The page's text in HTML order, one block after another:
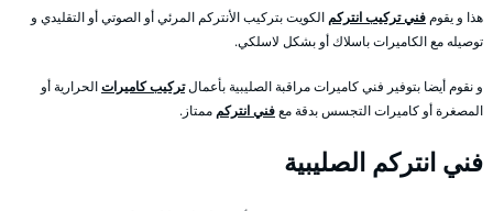
هذا و يقوم فني تركيب انتركم الكويت بتركيب الأنتركم المرئي أو الصوتي أو التقليدي و
توصيله مع الكاميرات باسلاك أو بشكل لاسلكي.
و نقوم أيضا بتوفير فني كاميرات مراقبة الصليبية بأعمالتركيب كاميراتالحرارية أو
المصغرة أو كاميرات التجسس بدقة معفني انتركم ممتاز.
فني انتركم الصليبية